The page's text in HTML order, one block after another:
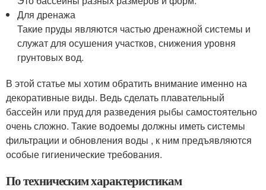
Для дренажа
Такие пруды являются частью дренажной системы и
служат для осушения участков, снижения уровня
грунтовых вод.
В этой статье мы хотим обратить внимание именно на
декоративные виды. Ведь сделать плавательный
бассейн или пруд для разведения рыбы самостоятельно
очень сложно. Такие водоемы должны иметь системы
фильтрации и обновления воды , к ним предъявляются
особые гигиенические требования.
По техническим характеристикам